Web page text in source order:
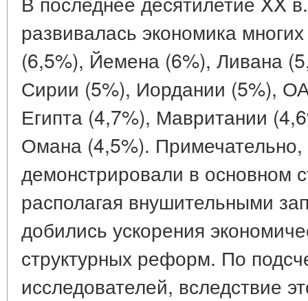
развивалась экономика
(6,5%), Йемена (6%), Ливана
Сирии (5%), Иордании (5%),
Египта (4,7%), Мавритании
Омана (4,5%). Примечательно,
демонстрировали в основном
располагая внушительными
добились ускорения
структурных реформ. По
исследователей, вследствие